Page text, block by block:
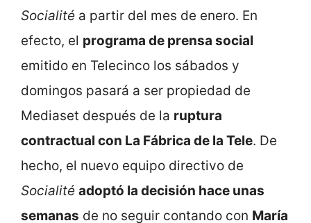
Socialité a partir del mes de enero. En
efecto, el programa de prensa social
emitido en Telecinco los sábados y
domingos pasará a ser propiedad de
Mediaset después de la ruptura
contractual con La Fábrica de la Tele. De
hecho, el nuevo equipo directivo de
Socialité adoptó la decisión hace unas
semanas de no seguir contando con María